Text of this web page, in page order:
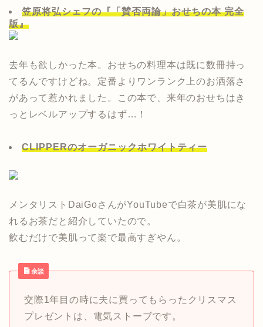
笠原将弘シェフの『「賛否両論」おせちの本 完全
版』
去年も欲しかった本。おせちの料理本は既に数冊持っ
てるんですけどね。定番よりワンランク上のお洒落さ
があって惹かれました。この本で、来年のおせちはき
っとレベルアップするはず…！
CLIPPERのオーガニックホワイトティー
メンタリストDaiGoさんがYouTubeで白茶が美肌にな
れるお茶だと紹介していたので。
飲むだけで美肌って楽で最高すぎやん。
余談
交際1年目の時に夫に買ってもらったクリスマス
プレゼントは、電気ストーブです。